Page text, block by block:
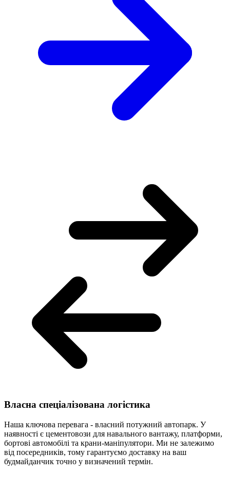
Власна спеціалізована логістика
Наша ключова перевага - власний потужний автопарк. У
наявності є цементовози для навального вантажу, платформи,
бортові автомобілі та крани-маніпулятори. Ми не залежимо
від посередників, тому гарантуємо доставку на ваш
будмайданчик точно у визначений термін.